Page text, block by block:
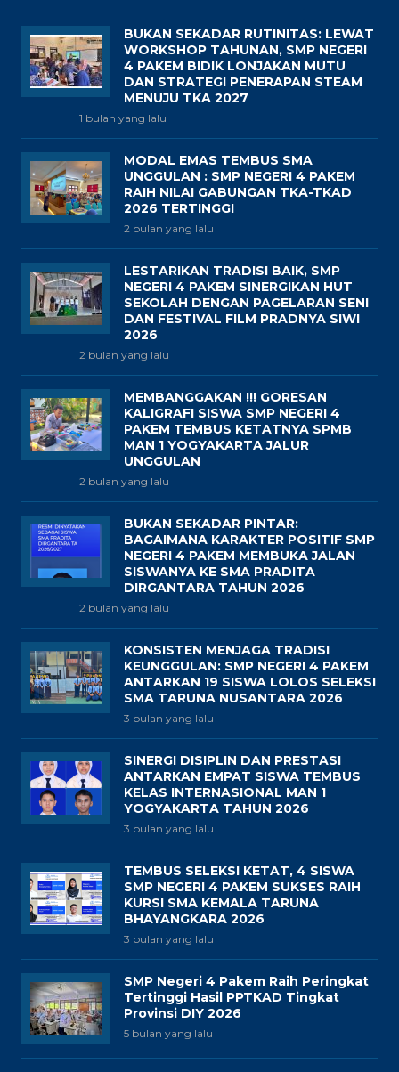
BUKAN SEKADAR RUTINITAS: LEWAT
WORKSHOP TAHUNAN, SMP NEGERI
4 PAKEM BIDIK LONJAKAN MUTU
DAN STRATEGI PENERAPAN STEAM
MENUJU TKA 2027
1 bulan yang lalu
MODAL EMAS TEMBUS SMA
UNGGULAN : SMP NEGERI 4 PAKEM
RAIH NILAI GABUNGAN TKA-TKAD
2026 TERTINGGI
2 bulan yang lalu
LESTARIKAN TRADISI BAIK, SMP
NEGERI 4 PAKEM SINERGIKAN HUT
SEKOLAH DENGAN PAGELARAN SENI
DAN FESTIVAL FILM PRADNYA SIWI
2026
2 bulan yang lalu
MEMBANGGAKAN !!! GORESAN
KALIGRAFI SISWA SMP NEGERI 4
PAKEM TEMBUS KETATNYA SPMB
MAN 1 YOGYAKARTA JALUR
UNGGULAN
2 bulan yang lalu
BUKAN SEKADAR PINTAR:
BAGAIMANA KARAKTER POSITIF SMP
NEGERI 4 PAKEM MEMBUKA JALAN
SISWANYA KE SMA PRADITA
DIRGANTARA TAHUN 2026
2 bulan yang lalu
KONSISTEN MENJAGA TRADISI
KEUNGGULAN: SMP NEGERI 4 PAKEM
ANTARKAN 19 SISWA LOLOS SELEKSI
SMA TARUNA NUSANTARA 2026
3 bulan yang lalu
SINERGI DISIPLIN DAN PRESTASI
ANTARKAN EMPAT SISWA TEMBUS
KELAS INTERNASIONAL MAN 1
YOGYAKARTA TAHUN 2026
3 bulan yang lalu
TEMBUS SELEKSI KETAT, 4 SISWA
SMP NEGERI 4 PAKEM SUKSES RAIH
KURSI SMA KEMALA TARUNA
BHAYANGKARA 2026
3 bulan yang lalu
SMP Negeri 4 Pakem Raih Peringkat
Tertinggi Hasil PPTKAD Tingkat
Provinsi DIY 2026
5 bulan yang lalu